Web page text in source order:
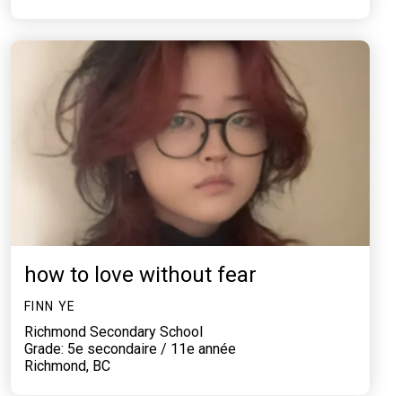
how to love without fear
FINN YE
Richmond Secondary School
Grade: 5e secondaire / 11e année
Richmond, BC